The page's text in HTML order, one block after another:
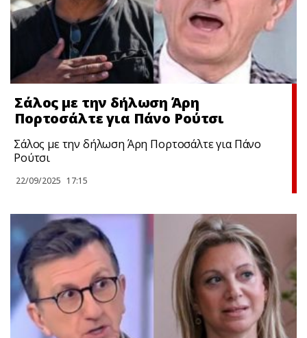
Σάλος με την δήλωση Άρη
Πορτοσάλτε για Πάνο Ρούτσι
Σάλος με την δήλωση Άρη Πορτοσάλτε για Πάνο
Ρούτσι
22/09/2025 17:15